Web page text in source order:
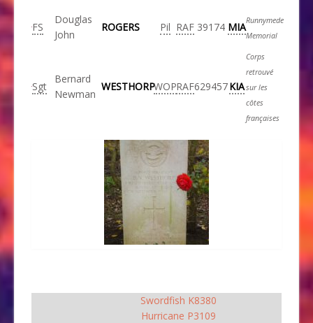
FS
Douglas
John
ROGERS Pil RAF 39174 MIARunnymede
Memorial
Sgt
Bernard
Newman
WESTHORPWOPRAF629457KIA
Corps
retrouvé
sur les
côtes
françaises
Swordfish K8380
Hurricane P3109